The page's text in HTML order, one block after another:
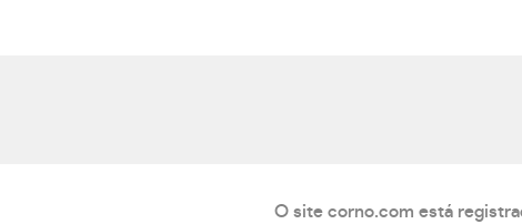
O site corno.com está